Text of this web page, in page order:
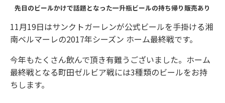
先日のビールかけで話題となった一升瓶ビールの持ち帰り販売あり
11月19日はサンクトガーレンが公式ビールを手掛ける湘
南ベルマーレの2017年シーズン ホーム最終戦です。
今年もたくさん飲んで頂き有難うございました。ホーム
最終戦となる町田ゼルビア戦には3種類のビールをお持
ちします。